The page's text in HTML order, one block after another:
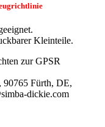
Kleinteile.
zur GPSR
90765 Fürth, DE,
dickie.com